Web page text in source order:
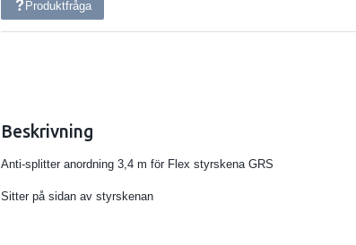
Produktfråga
Beskrivning
Anti-splitter anordning 3,4 m för Flex styrskena GRS
Sitter på sidan av styrskenan